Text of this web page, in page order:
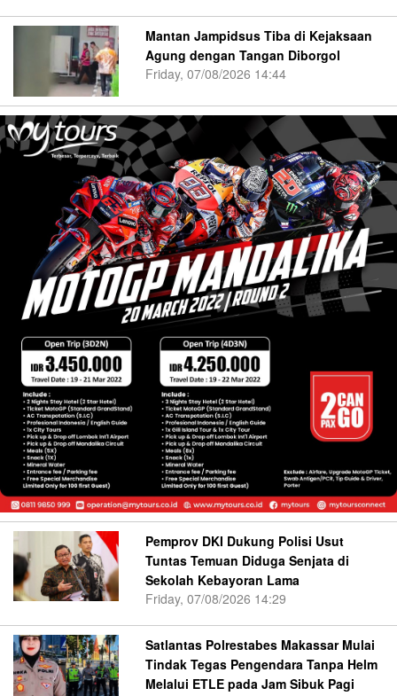
Mantan Jampidsus Tiba di Kejaksaan
Agung dengan Tangan Diborgol
Friday, 07/08/2026 14:44
Pemprov DKI Dukung Polisi Usut
Tuntas Temuan Diduga Senjata di
Sekolah Kebayoran Lama
Friday, 07/08/2026 14:29
Satlantas Polrestabes Makassar Mulai
Tindak Tegas Pengendara Tanpa Helm
Melalui ETLE pada Jam Sibuk Pagi